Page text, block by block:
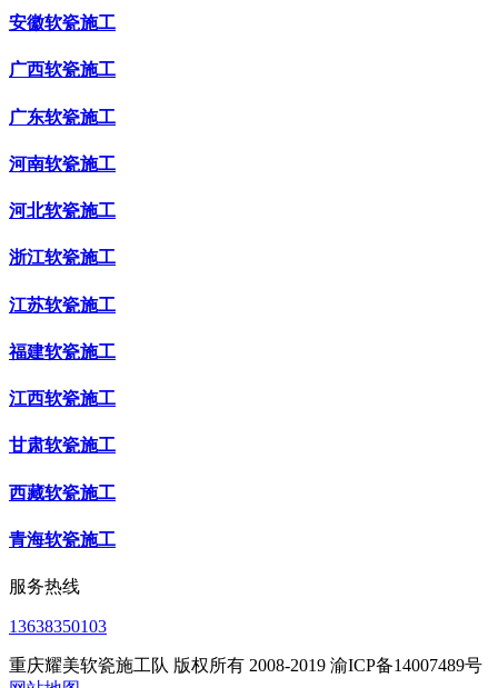
安徽软瓷施工
广西软瓷施工
广东软瓷施工
河南软瓷施工
河北软瓷施工
浙江软瓷施工
江苏软瓷施工
福建软瓷施工
江西软瓷施工
甘肃软瓷施工
西藏软瓷施工
青海软瓷施工
服务热线
13638350103
重庆耀美软瓷施工队 版权所有 2008-2019 渝ICP备14007489号